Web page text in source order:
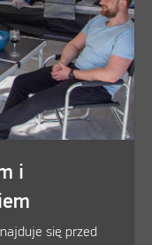
i
się przed